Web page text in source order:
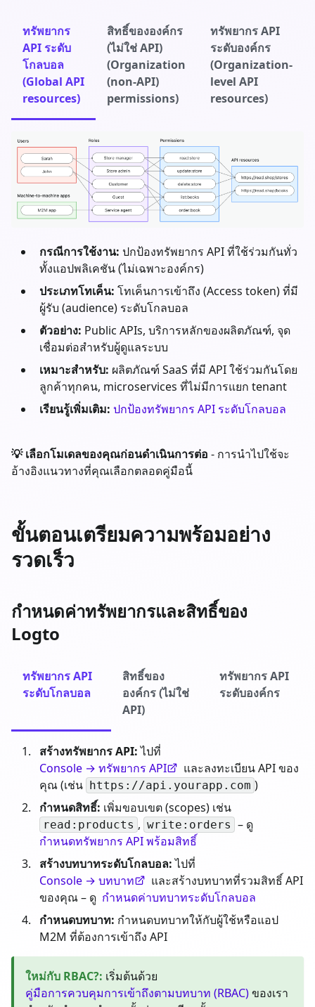
ทรัพยากร
API ระดับ
โกลบอล
(Global API
resources)
สิทธิ์ขององค์กร
(ไม่ใช่ API)
(Organization
(non-API)
permissions)
ทรัพยากร API
ระดับองค์กร
(Organization-
level API
resources)
กรณีการใช้งาน: ปกป้องทรัพยากร API ที่ใช้ร่วมกันทั่ว
ทั้งแอปพลิเคชัน (ไม่เฉพาะองค์กร)
ประเภทโทเค็น: โทเค็นการเข้าถึง (Access token) ที่มี
ผู้รับ (audience) ระดับโกลบอล
ตัวอย่าง: Public APIs, บริการหลักของผลิตภัณฑ์, จุด
เชื่อมต่อสำหรับผู้ดูแลระบบ
เหมาะสำหรับ: ผลิตภัณฑ์ SaaS ที่มี API ใช้ร่วมกันโดย
ลูกค้าทุกคน, microservices ที่ไม่มีการแยก tenant
เรียนรู้เพิ่มเติม: ปกป้องทรัพยากร API ระดับโกลบอล
💡 เลือกโมเดลของคุณก่อนดำเนินการต่อ - การนำไปใช้จะ
อ้างอิงแนวทางที่คุณเลือกตลอดคู่มือนี้
ขั้นตอนเตรียมความพร้อมอย่าง
รวดเร็ว
กำหนดค่าทรัพยากรและสิทธิ์ของ
Logto
ทรัพยากร API
ระดับโกลบอล
สิทธิ์ของ
องค์กร (ไม่ใช่
API)
ทรัพยากร API
ระดับองค์กร
สร้างทรัพยากร API:ไปที่
Console → ทรัพยากร API
และลงทะเบียน API ของ
คุณ (เช่น
https://api.yourapp.com )
กำหนดสิทธิ์: เพิ่มขอบเขต (scopes) เช่น
read:products , write:orders – ดู
กำหนดทรัพยากร API พร้อมสิทธิ์
สร้างบทบาทระดับโกลบอล:ไปที่
Console → บทบาท
และสร้างบทบาทที่รวมสิทธิ์ API
ของคุณ – ดู กำหนดค่าบทบาทระดับโกลบอล
กำหนดบทบาท: กำหนดบทบาทให้กับผู้ใช้หรือแอป
M2M ที่ต้องการเข้าถึง API
ใหม่กับ RBAC?: เริ่มต้นด้วย
คู่มือการควบคุมการเข้าถึงตามบทบาท (RBAC)ของเรา